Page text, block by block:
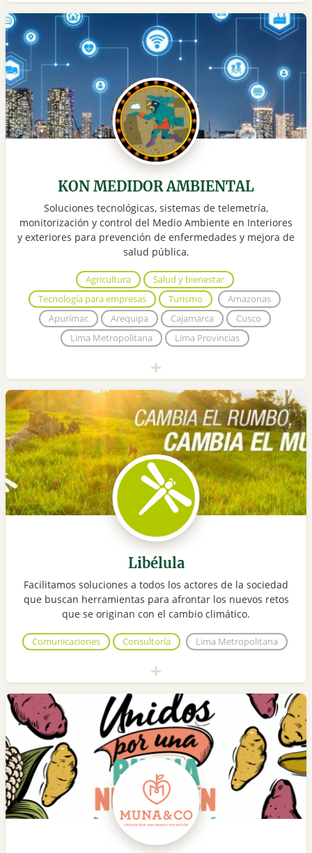
KON MEDIDOR AMBIENTAL
Soluciones tecnológicas, sistemas de telemetría,
monitorización y control del Medio Ambiente en Interiores
y exteriores para prevención de enfermedades y mejora de
salud pública.
Agricultura
Salud y bienestar
Tecnología para empresas
Turismo
Amazonas
Apurímac
Arequipa Cajamarca
Cusco
Lima Metropolitana
Lima Provincias
Libélula
Facilitamos soluciones a todos los actores de la sociedad
que buscan herramientas para afrontar los nuevos retos
que se originan con el cambio climático.
Comunicaciones Consultoría Lima Metropolitana